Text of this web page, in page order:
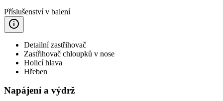
Příslušenství v balení
Detailní zastřihovač
Zastřihovač chloupků v nose
Holicí hlava
Hřeben
Napájení a výdrž